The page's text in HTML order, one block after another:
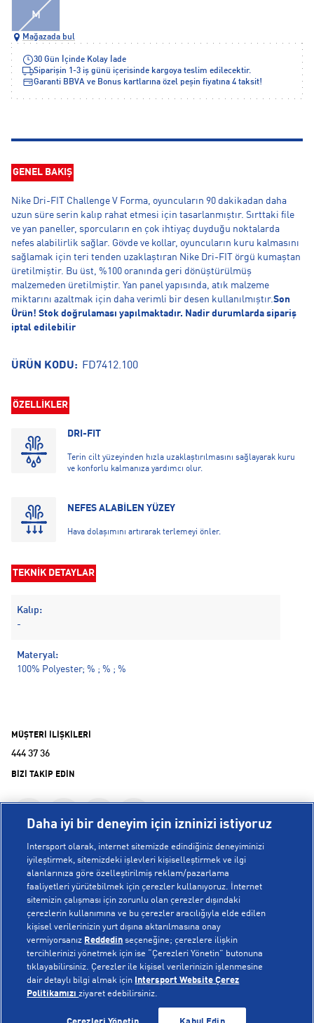
M
Mağazada bul
30 Gün İçinde Kolay İade
Siparişin 1-3 iş günü içerisinde kargoya teslim edilecektir.
Garanti BBVA ve Bonus kartlarına özel peşin fiyatına 4 taksit!
GENEL BAKIŞ
Nike Dri-FIT Challenge V Forma, oyuncuların 90 dakikadan daha
uzun süre serin kalıp rahat etmesi için tasarlanmıştır. Sırttaki file
ve yan paneller, sporcuların en çok ihtiyaç duyduğu noktalarda
nefes alabilirlik sağlar. Gövde ve kollar, oyuncuların kuru kalmasını
sağlamak için teri tenden uzaklaştıran Nike Dri-FIT örgü kumaştan
üretilmiştir. Bu üst, %100 oranında geri dönüştürülmüş
malzemeden üretilmiştir. Yan panel yapısında, atık malzeme
miktarını azaltmak için daha verimli bir desen kullanılmıştır.Son
Ürün! Stok doğrulaması yapılmaktadır. Nadir durumlarda sipariş
iptal edilebilir
ÜRÜN KODU: FD7412.100
ÖZELLİKLER
DRI-FIT
Terin cilt yüzeyinden hızla uzaklaştırılmasını sağlayarak kuru
ve konforlu kalmanıza yardımcı olur.
NEFES ALABİLEN YÜZEY
Hava dolaşımını artırarak terlemeyi önler.
TEKNİK DETAYLAR
Kalıp:
-
Materyal:
100% Polyester; % ; % ; %
MÜŞTERİ İLİŞKİLERİ
444 37 36
BİZİ TAKİP EDİN
KURUMSAL
Hakkımızda
Mağazalarımız
Bilgi Toplumu Hizmetleri
Gizlilik Politikası
İşlem Rehberi
YARDIM
Sipariş Takibi
İptal & İade
Sıkça Sorulan Sorular
POPÜLER KOLEKSİYONLAR
Voleybol Milli Takım Formaları
Daha iyi bir deneyim için izninizi istiyoruz
Intersport olarak, internet sitemizde edindiğiniz deneyiminizi
iyileştirmek, sitemizdeki işlevleri kişiselleştirmek ve ilgi
alanlarınıza göre özelleştirilmiş reklam/pazarlama
faaliyetleri yürütebilmek için çerezler kullanıyoruz. İnternet
sitemizin çalışması için zorunlu olan çerezler dışındaki
çerezlerin kullanımına ve bu çerezler aracılığıyla elde edilen
kişisel verilerinizin yurt dışına aktarılmasına onay
vermiyorsanız Reddedin seçeneğine; çerezlere ilişkin
tercihlerinizi yönetmek için ise “Çerezleri Yönetin” butonuna
tıklayabilirsiniz. Çerezler ile kişisel verilerinizin işlenmesine
dair detaylı bilgi almak için
Intersport Website Çerez
Politikamızıziyaret edebilirsiniz.